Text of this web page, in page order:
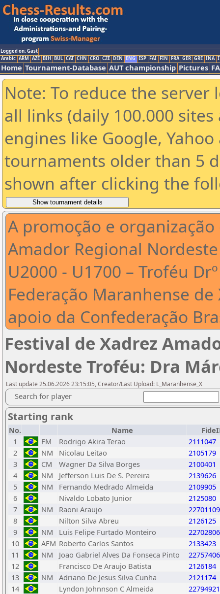
Logged on: Gast
Arabic ARM AZE BIH BUL CAT CHN CRO CZE DEN ENG ESP FAI FIN FRA GER GRE INA
Home Tournament-Database AUT championship Pictures
Note: To reduce the
all links (daily 100.000
engines like Google,
tournaments older than 5
shown after clicking the
A promoção e
Amador Regional Nordeste
U2000 - U1700 – Troféu
Federação Maranhense de
apoio da Confederação
Festival de Xadrez
Nordeste Troféu: Dra
Last update 25.06.2026 23:15:05, Creator/Last Upload: L_Maranhense_X
Search for player
Starting rank
No. Name
1
FM Rodrigo Akira Terao
2111047
2
NM Nicolau Leitao
2105179
3
CM Wagner Da Silva Borges
2100401
4
NM Jefferson Luis De S. Pereira
2139626
5
NM Fernando Medrado Almeida
2109905
6
Nivaldo Lobato Junior
2125080
7
NM Raoni Araujo
22701109
8
Nilton Silva Abreu
2126125
9
NM Luis Felipe Furtado Monteiro
22702806
10
AFM Roberto Carlos Santos
2133423
11
NM Joao Gabriel Alves Da Fonseca Pinto
22757406
12
Francisco De Araujo Batista
2126184
13
NM Adriano De Jesus Silva Cunha
2121174
14
Lyndon Johnnson C Almeida
22794921